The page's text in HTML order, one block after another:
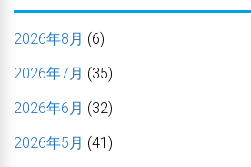
2026年8月 (6)
2026年7月 (35)
2026年6月 (32)
2026年5月 (41)